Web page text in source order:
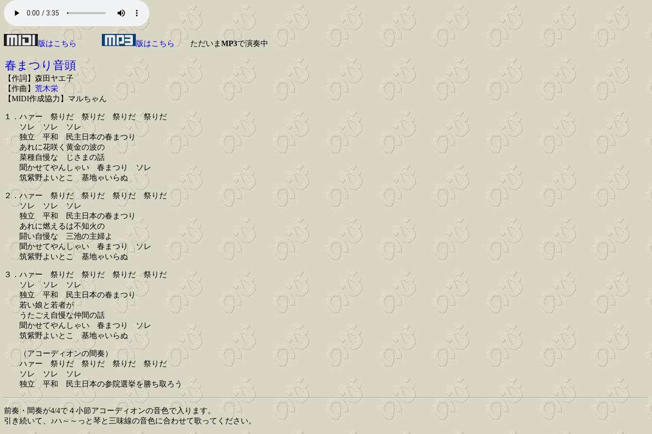
版はこちら 版はこちらただいま MP3で演奏中
春まつり音頭
【作詞】森田ヤエ子
【作曲】 荒木栄
【MIDI作成協力】マルちゃん
１．ハァー 祭りだ 祭りだ 祭りだ 祭りだ
ソレ ソレ ソレ
独立 平和 民主日本の春まつり
あれに花咲く黄金の波の
菜種自慢な じさまの話
聞かせてやんしゃい 春まつり ソレ
筑紫野よいとこ 基地ゃいらぬ
２．ハァー 祭りだ 祭りだ 祭りだ 祭りだ
ソレ ソレ ソレ
独立 平和 民主日本の春まつり
あれに燃えるは不知火の
闘い自慢な 三池の主婦よ
聞かせてやんしゃい 春まつり ソレ
筑紫野よいとこ 基地ゃいらぬ
３．ハァー 祭りだ 祭りだ 祭りだ 祭りだ
ソレ ソレ ソレ
独立 平和 民主日本の春まつり
若い娘と若者が
うたごえ自慢な仲間の話
聞かせてやんしゃい 春まつり ソレ
筑紫野よいとこ 基地ゃいらぬ
（アコーディオンの間奏）
ハァー 祭りだ 祭りだ 祭りだ 祭りだ
ソレ ソレ ソレ
独立 平和 民主日本の参院選挙を勝ち取ろう
前奏・間奏が4/4で４小節アコーディオンの音色で入ります。
引き続いて、♪ハ～～っと琴と三味線の音色に合わせて歌ってください。